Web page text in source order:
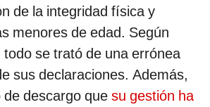
de la integridad física y
menores de edad. Según
se trató de una errónea
sus declaraciones. Además,
descargo que su gestión ha